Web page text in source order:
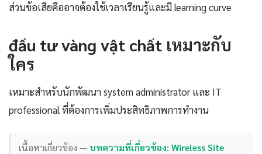
ส่วนข้อเสียคืออาจต้องใช้เวลาเรียนรู้และมี learning curve
đầu tư vàng vật chất เหมาะกับ
ใคร
เหมาะสำหรับนักพัฒนา system administrator และ IT
professional ที่ต้องการเพิ่มประสิทธิภาพการทำงาน
เนื้อหาเกี่ยวข้อง — บทความที่เกี่ยวข้อง: Wireless Site